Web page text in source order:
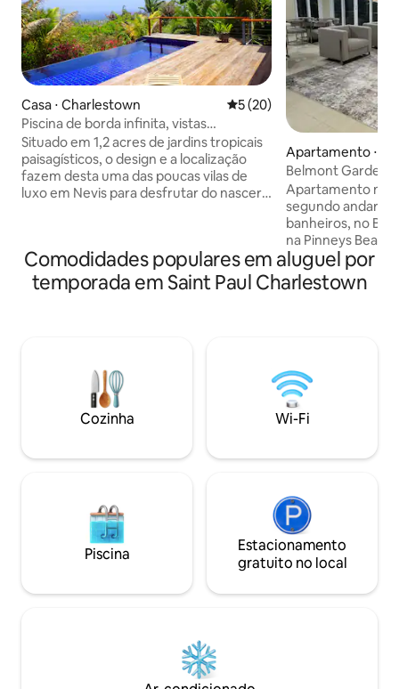
Casa ⋅ Charlestown 5 de uma avaliação média
5 (20)
Piscina de borda infinita, vistas
espetaculares, casa na montanha.
Situado em 1,2 acres de jardins tropicais
paisagísticos, o design e a localização
fazem desta uma das poucas vilas de
luxo em Nevis para desfrutar do nascer
sustentáveis, sensação contemporânea
e layout caribenho tradicional aproveita
os ventos e as vistas refrescantes.
banana, coco e maracujá.
Apartamento ⋅
Belmont
Beach
Apartamento
segundo andar,
banheiros, no
na Pinneys Beach Rd.
próximos de
restaurantes e
da praia, 1
Premier de
Belmont Gardens. O condomínio
um deck
Guishard Park e
Comodidades populares em aluguel por
temporada em Saint Paul Charlestown
Cozinha Wi-Fi
Piscina
Estacionamento
gratuito no local